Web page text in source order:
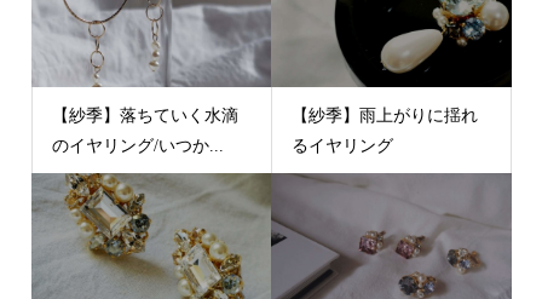
【紗季】落ちていく水滴
のイヤリング/いつか...
【紗季】雨上がりに揺れ
るイヤリング